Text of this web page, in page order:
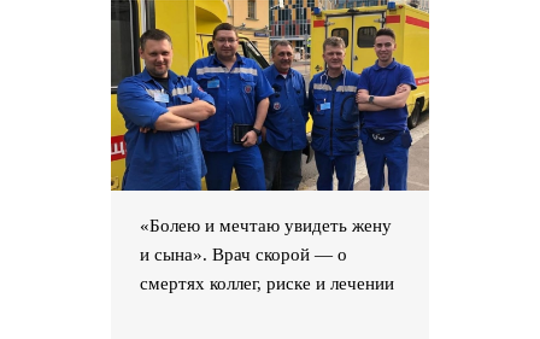
«Болею и мечтаю увидеть жену
и сына». Врач скорой — о
смертях коллег, риске и лечении